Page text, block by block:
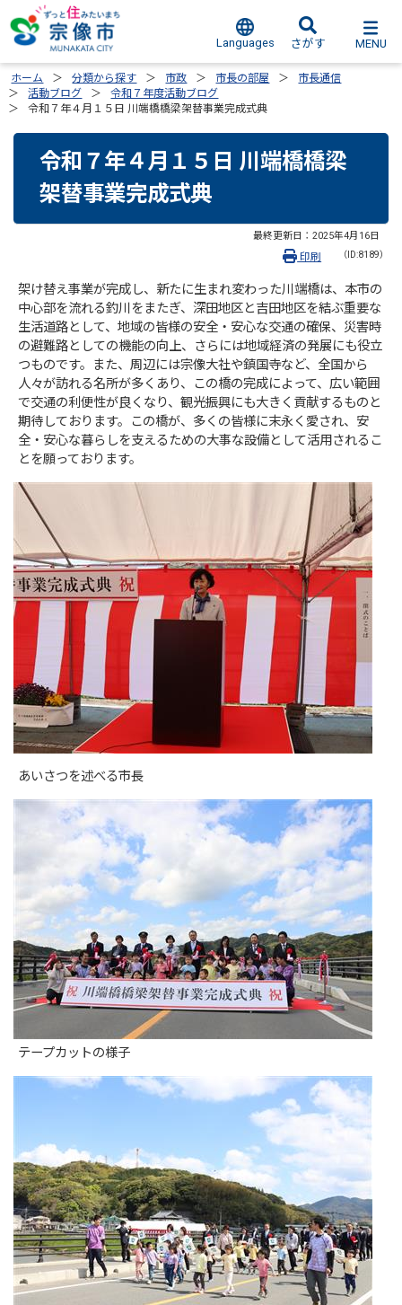
Languages さがす MENU
ホーム 分類から探す 市政 市長の部屋
市長通信
活動ブログ
令和７年度活動ブログ
令和７年４月１５日 川端橋橋梁架替事業完成式典
令和７年４月１５日 川端橋橋梁
架替事業完成式典
最終更新日： 2025年4月16日
（ID:8189）
印刷
架け替え事業が完成し、新たに生まれ変わった川端橋は、本市の
中心部を流れる釣川をまたぎ、深田地区と吉田地区を結ぶ重要な
生活道路として、地域の皆様の安全・安心な交通の確保、災害時
の避難路としての機能の向上、さらには地域経済の発展にも役立
つものです。また、周辺には宗像大社や鎮国寺など、全国から
人々が訪れる名所が多くあり、この橋の完成によって、広い範囲
で交通の利便性が良くなり、観光振興にも大きく貢献するものと
期待しております。この橋が、多くの皆様に末永く愛され、安
全・安心な暮らしを支えるための大事な設備として活用されるこ
とを願っております。
あいさつを述べる市長
テープカットの様子